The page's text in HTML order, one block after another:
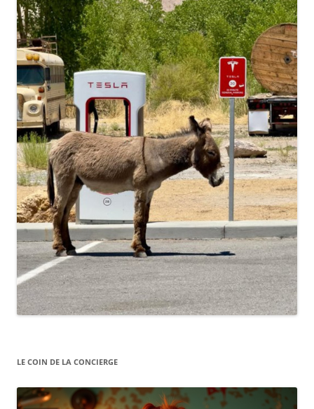
LE COIN DE LA CONCIERGE